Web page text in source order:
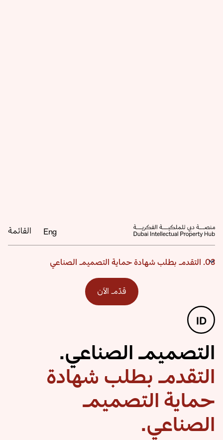
Eng القائمة
03. التقدم بطلب شهادة حماية التصميم الصناعي
التصميم الصناعي.
التقدم بطلب شهادة
حماية التصميم
الصناعي.
قدّم الآن